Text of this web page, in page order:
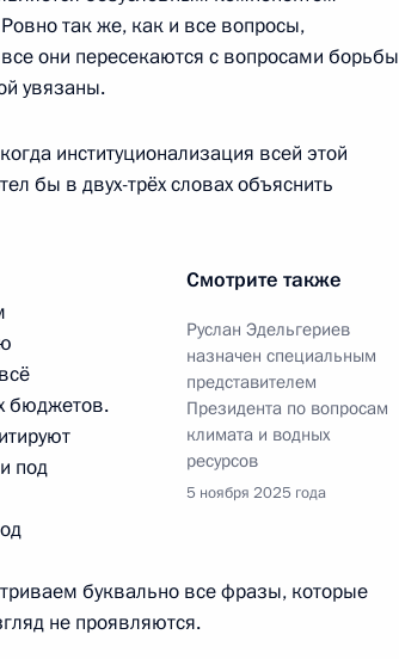
Аксёновым
5
Германом
6
культуры и спорта
7
так же, как и все вопросы,
они пересекаются с вопросами борьбы
увязаны.
институционализация всей этой
бы в двух-трёх словах объяснить
Смотрите также
Руслан Эдельгериев
назначен специальным
представителем
Президента по вопросам
климата и водных
ресурсов
5 ноября 2025 года
бюджетов.
под
буквально все фразы, которые
не проявляются.